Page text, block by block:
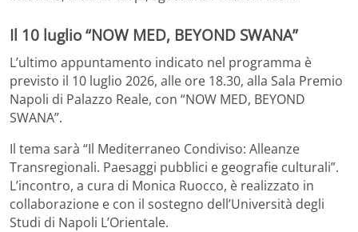
Il 10 luglio “NOW MED, BEYOND SWANA”
L’ultimo appuntamento indicato nel programma è
previsto il 10 luglio 2026, alle ore 18.30, alla Sala Premio
Napoli di Palazzo Reale, con “NOW MED, BEYOND
SWANA”.
Il tema sarà “Il Mediterraneo Condiviso: Alleanze
Transregionali. Paesaggi pubblici e geografie culturali”.
L’incontro, a cura di Monica Ruocco, è realizzato in
collaborazione e con il sostegno dell’Università degli
Studi di Napoli L’Orientale.